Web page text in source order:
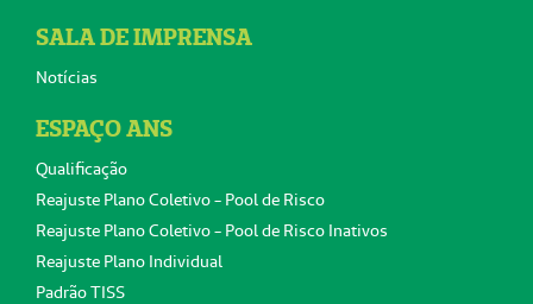
SALA DE IMPRENSA
Notícias
ESPAÇO ANS
Qualificação
Reajuste Plano Coletivo - Pool de Risco
Reajuste Plano Coletivo - Pool de Risco Inativos
Reajuste Plano Individual
Padrão TISS